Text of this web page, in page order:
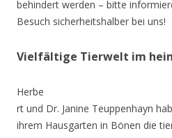
behindert werden – bitte
Besuch sicherheitshalber bei uns!
Vielfältige Tierwelt im
Herbe
rt und Dr. Janine Teuppenhayn
ihrem Hausgarten in Bönen die